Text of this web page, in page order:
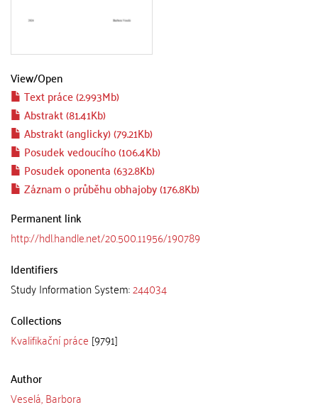
View/Open
Text práce (2.993Mb)
Abstrakt (81.41Kb)
Abstrakt (anglicky) (79.21Kb)
Posudek vedoucího (106.4Kb)
Posudek oponenta (632.8Kb)
Záznam o průběhu obhajoby (176.8Kb)
Permanent link
http://hdl.handle.net/20.500.11956/190789
Identifiers
Study Information System:244034
Collections
Kvalifikační práce [9791]
Author
Veselá, Barbora